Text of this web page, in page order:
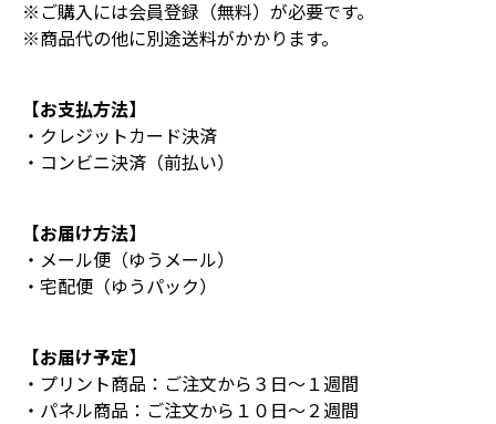
※ご購入には会員登録（無料）が必要です。
※商品代の他に別途送料がかかります。
【お支払方法】
・クレジットカード決済
・コンビニ決済（前払い）
【お届け方法】
・メール便（ゆうメール）
・宅配便（ゆうパック）
【お届け予定】
・プリント商品：ご注文から３日～１週間
・パネル商品：ご注文から１０日～２週間